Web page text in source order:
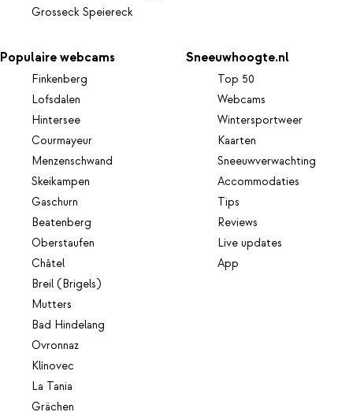
Grosseck Speiereck
Populaire webcams
Finkenberg
Lofsdalen
Hintersee
Courmayeur
Menzenschwand
Skeikampen
Gaschurn
Beatenberg
Oberstaufen
Châtel
Breil (Brigels)
Mutters
Bad Hindelang
Ovronnaz
Klínovec
La Tania
Grächen
Sneeuwhoogte.nl
Top 50
Webcams
Wintersportweer
Kaarten
Sneeuwverwachting
Accommodaties
Tips
Reviews
Live updates
App